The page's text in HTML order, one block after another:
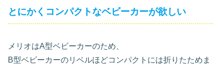
とにかくコンパクトなベビーカーが欲しい
メリオはA型ベビーカーのため、
B型ベビーカーのリベルほどコンパクトには折りたためま